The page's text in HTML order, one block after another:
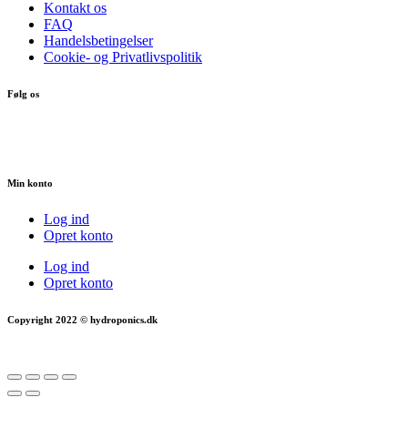
Kontakt os
FAQ
Handelsbetingelser
Cookie- og Privatlivspolitik
Følg os
Min konto
Log ind
Opret konto
Log ind
Opret konto
Copyright 2022 © hydroponics.dk